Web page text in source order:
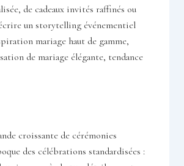
de cadeaux invités raffinés ou
un storytelling événementiel
mariage haut de gamme,
de mariage élégante, tendance
croissante de cérémonies
des célébrations standardisées :